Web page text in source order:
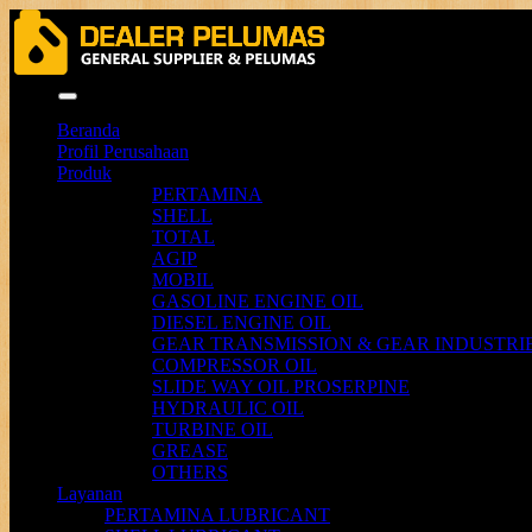
Beranda
Profil Perusahaan
Produk
PERTAMINA
SHELL
TOTAL
AGIP
MOBIL
GASOLINE ENGINE OIL
DIESEL ENGINE OIL
GEAR TRANSMISSION & GEAR
COMPRESSOR OIL
SLIDE WAY OIL PROSERPINE
HYDRAULIC OIL
TURBINE OIL
GREASE
OTHERS
Layanan
PERTAMINA LUBRICANT